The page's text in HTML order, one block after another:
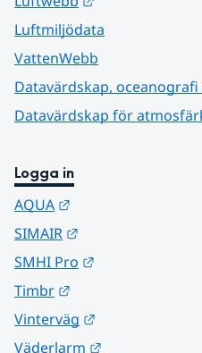
Luftmiljödata
VattenWebb
Datavärdskap,
Datavärdskap för
Logga in
AQUA
SIMAIR
SMHI Pro
Timbr
Vinterväg
Väderlarm